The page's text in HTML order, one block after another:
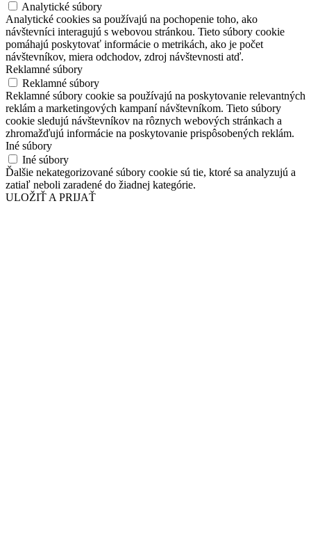
Analytické súbory
Analytické cookies sa používajú na pochopenie toho, ako
návštevníci interagujú s webovou stránkou. Tieto súbory cookie
pomáhajú poskytovať informácie o metrikách, ako je počet
návštevníkov, miera odchodov, zdroj návštevnosti atď.
Reklamné súbory
Reklamné súbory
Reklamné súbory cookie sa používajú na poskytovanie relevantných
reklám a marketingových kampaní návštevníkom. Tieto súbory
cookie sledujú návštevníkov na rôznych webových stránkach a
zhromažďujú informácie na poskytovanie prispôsobených reklám.
Iné súbory
Iné súbory
Ďalšie nekategorizované súbory cookie sú tie, ktoré sa analyzujú a
zatiaľ neboli zaradené do žiadnej kategórie.
ULOŽIŤ A PRIJAŤ